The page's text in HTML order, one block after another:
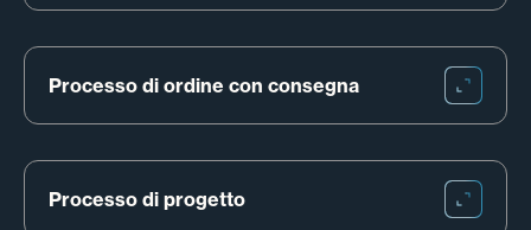
Processo di ordine con consegna
Processo di progetto